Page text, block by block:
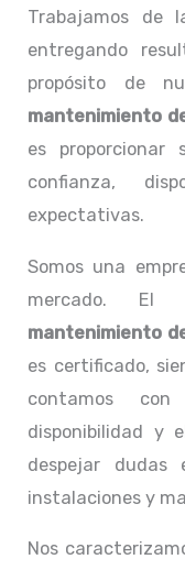
Trabajamos de
entregando
propósito de
mantenimiento
es proporcionar
confianza,
expectativas.
Somos una
mercado.
mantenimiento
es certificado,
contamos
disponibilidad y
despejar
instalaciones y
Nos